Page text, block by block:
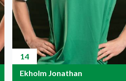
14
Ekholm Jonathan